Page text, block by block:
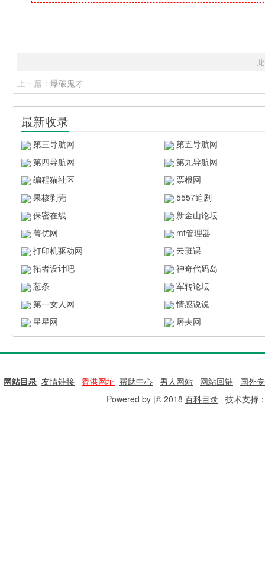
上一篇： 爆破鬼才
最新收录
第三导航网
第五导航网
第四导航网
第九导航网
编程猫社区
票根网
果核剥壳
5557追剧
保密在线
新金山论坛
菁优网
mt管理器
打印机驱动网
云班课
拓者设计吧
神奇代码岛
葱条
军转论坛
第一女人网
情感说说
星星网
屠夫网
网站目录 友情链接 香港网址 帮助中心 男人网站 网站回链
国外
Powered by |© 2018 百科目录技术支持